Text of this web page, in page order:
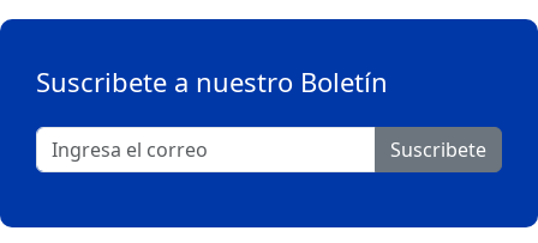
Suscribete a nuestro Boletín
Suscribete